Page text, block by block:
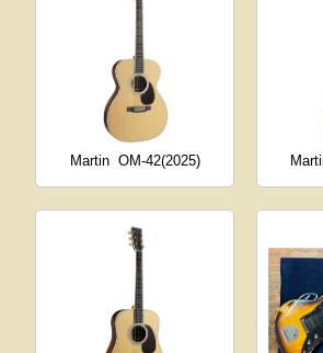
Martin OM-42(2025)